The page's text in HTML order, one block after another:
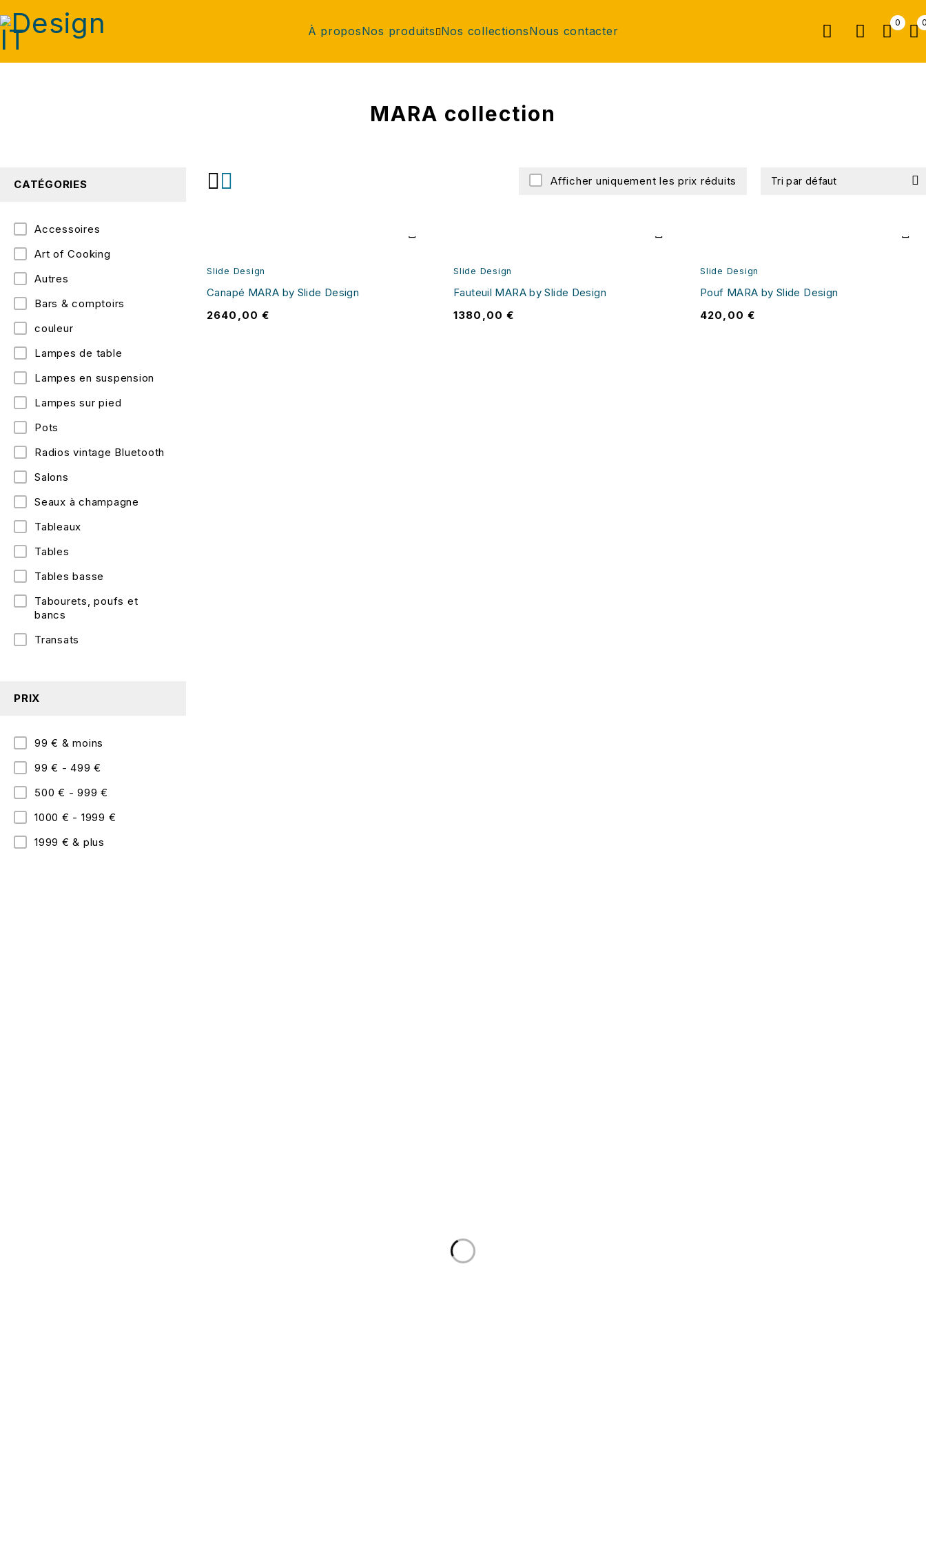
À proposNos produits Nos collectionsNous contacter
0
MARA collection
CATÉGORIES
Accessoires
Art of Cooking
Autres
Bars & comptoirs
couleur
Lampes de table
Lampes en suspension
Lampes sur pied
Pots
Radios vintage Bluetooth
Salons
Seaux à champagne
Tableaux
Tables
Tables basse
Tabourets, poufs et
bancs
Transats
PRIX
99 € & moins
99 € - 499 €
500 € - 999 €
1000 € - 1999 €
1999 € & plus
Afficher uniquement les prix réduits Tri par défaut
Slide Design
Canapé MARA by Slide Design
2640,00 €
Slide Design
Fauteuil MARA by Slide Design
1380,00 €
Slide Design
Pouf MARA by Slide Design
420,00 €